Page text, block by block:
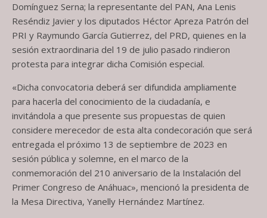
Domínguez Serna; la representante del PAN, Ana Lenis
Reséndiz Javier y los diputados Héctor Apreza Patrón del
PRI y Raymundo García Gutierrez, del PRD, quienes en la
sesión extraordinaria del 19 de julio pasado rindieron
protesta para integrar dicha Comisión especial.
«Dicha convocatoria deberá ser difundida ampliamente
para hacerla del conocimiento de la ciudadanía, e
invitándola a que presente sus propuestas de quien
considere merecedor de esta alta condecoración que será
entregada el próximo 13 de septiembre de 2023 en
sesión pública y solemne, en el marco de la
conmemoración del 210 aniversario de la Instalación del
Primer Congreso de Anáhuac», mencionó la presidenta de
la Mesa Directiva, Yanelly Hernández Martínez.